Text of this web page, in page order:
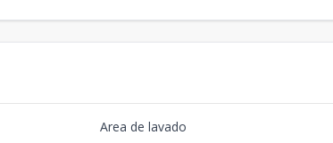
Area de lavado